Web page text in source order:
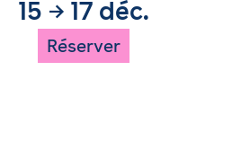
15 → 17 déc.
Réserver